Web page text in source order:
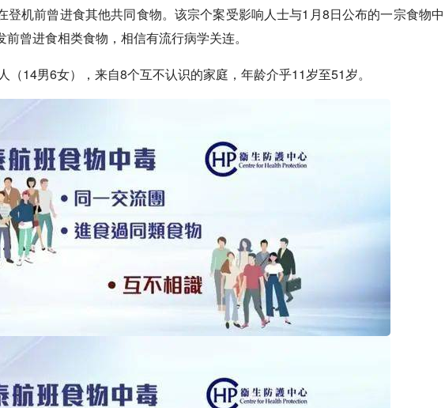
登机前曾进食其他共同食物。该宗个案受影响人士与1月8日公布的一宗食物中
曾进食相类食物，相信有流行病学关连。
（14男6女），来自8个互不认识的家庭，年龄介乎11岁至51岁。